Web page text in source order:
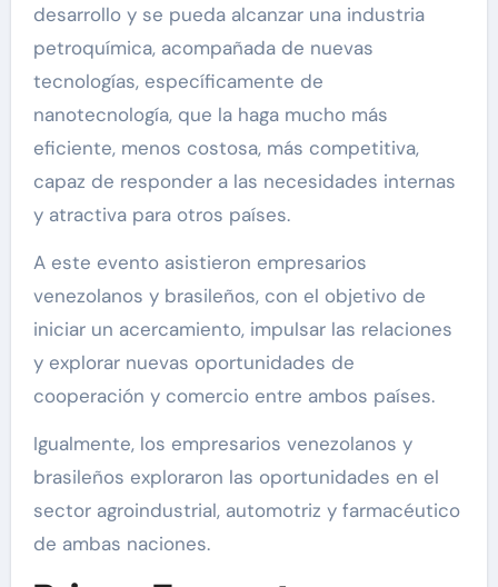
desarrollo y se pueda alcanzar una industria
petroquímica, acompañada de nuevas
tecnologías, específicamente de
nanotecnología, que la haga mucho más
eficiente, menos costosa, más competitiva,
capaz de responder a las necesidades internas
y atractiva para otros países.
A este evento asistieron empresarios
venezolanos y brasileños, con el objetivo de
iniciar un acercamiento, impulsar las relaciones
y explorar nuevas oportunidades de
cooperación y comercio entre ambos países.
Igualmente, los empresarios venezolanos y
brasileños exploraron las oportunidades en el
sector agroindustrial, automotriz y farmacéutico
de ambas naciones.